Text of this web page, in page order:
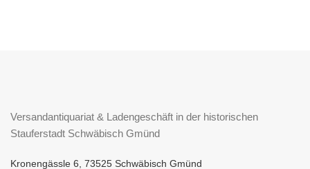
Versandantiquariat & Ladengeschäft in der historischen
Stauferstadt Schwäbisch Gmünd
Kronengässle 6, 73525 Schwäbisch Gmünd